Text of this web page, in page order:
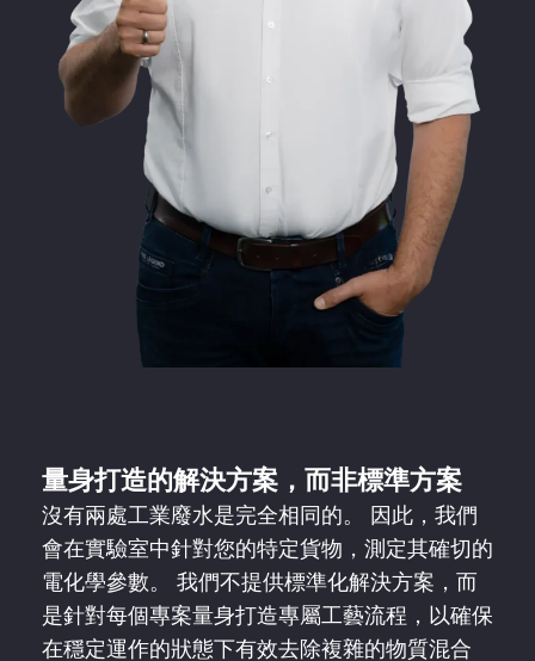
量身打造的解決方案，而非標準方案
沒有兩處工業廢水是完全相同的。 因此，我們
會在實驗室中針對您的特定貨物，測定其確切的
電化學參數。 我們不提供標準化解決方案，而
是針對每個專案量身打造專屬工藝流程，以確保
在穩定運作的狀態下有效去除複雜的物質混合